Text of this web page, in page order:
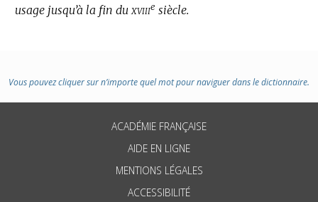
usage jusqu’à la fin du xviiie siècle.
Vous pouvez cliquer sur n’importe quel mot pour naviguer dans le dictionnaire.
ACADÉMIE FRANÇAISE
AIDE EN LIGNE
MENTIONS LÉGALES
ACCESSIBILITÉ